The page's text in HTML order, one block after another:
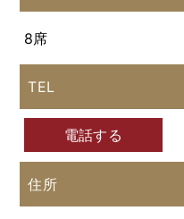
8席
TEL
電話する
住所